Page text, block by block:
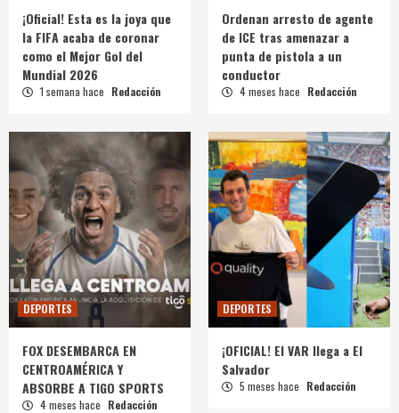
¡Oficial! Esta es la joya que
la FIFA acaba de coronar
como el Mejor Gol del
Mundial 2026
1 semana hace Redacción
Ordenan arresto de agente
de ICE tras amenazar a
punta de pistola a un
conductor
4 meses hace Redacción
DEPORTES
FOX DESEMBARCA EN
CENTROAMÉRICA Y
ABSORBE A TIGO SPORTS
4 meses hace Redacción
DEPORTES
¡OFICIAL! El VAR llega a El
Salvador
5 meses hace Redacción